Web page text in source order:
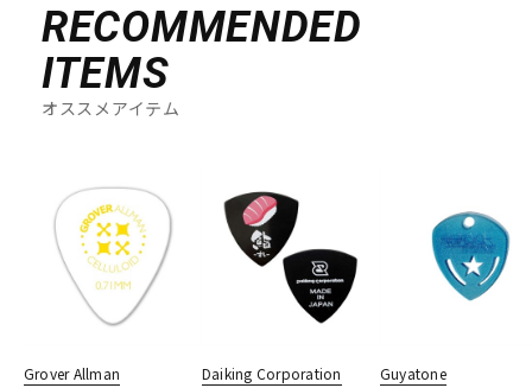
RECOMMENDED
ITEMS
オススメアイテム
Grover Allman Daiking Corporation Guyatone